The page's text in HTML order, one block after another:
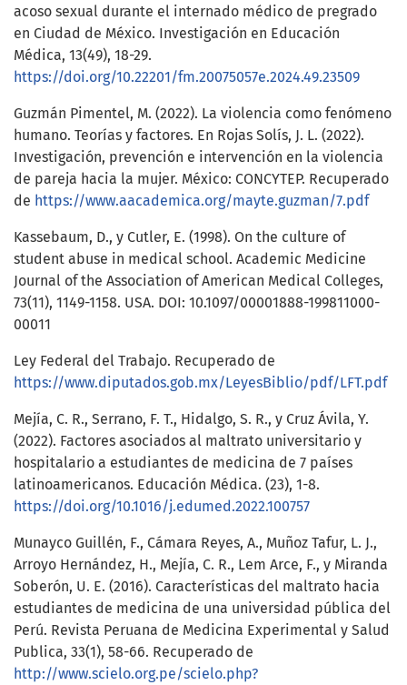
acoso sexual durante el internado médico de pregrado
en Ciudad de México. Investigación en Educación
Médica, 13(49), 18-29.
https://doi.org/10.22201/fm.20075057e.2024.49.23509
Guzmán Pimentel, M. (2022). La violencia como fenómeno
humano. Teorías y factores. En Rojas Solís, J. L. (2022).
Investigación, prevención e intervención en la violencia
de pareja hacia la mujer. México: CONCYTEP. Recuperado
de https://www.aacademica.org/mayte.guzman/7.pdf
Kassebaum, D., y Cutler, E. (1998). On the culture of
student abuse in medical school. Academic Medicine
Journal of the Association of American Medical Colleges,
73(11), 1149-1158. USA. DOI: 10.1097/00001888-199811000-
00011
Ley Federal del Trabajo. Recuperado de
https://www.diputados.gob.mx/LeyesBiblio/pdf/LFT.pdf
Mejía, C. R., Serrano, F. T., Hidalgo, S. R., y Cruz Ávila, Y.
(2022). Factores asociados al maltrato universitario y
hospitalario a estudiantes de medicina de 7 países
latinoamericanos. Educación Médica. (23), 1-8.
https://doi.org/10.1016/j.edumed.2022.100757
Munayco Guillén, F., Cámara Reyes, A., Muñoz Tafur, L. J.,
Arroyo Hernández, H., Mejía, C. R., Lem Arce, F., y Miranda
Soberón, U. E. (2016). Características del maltrato hacia
estudiantes de medicina de una universidad pública del
Perú. Revista Peruana de Medicina Experimental y Salud
Publica, 33(1), 58-66. Recuperado de
http://www.scielo.org.pe/scielo.php?